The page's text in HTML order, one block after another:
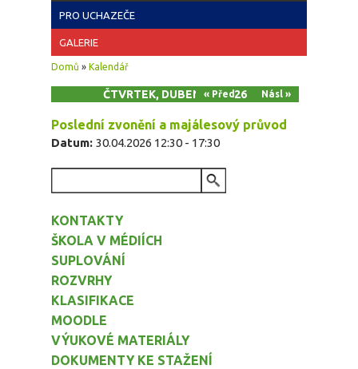
PRO UCHAZEČE
GALERIE
Jste zde
Domů » Kalendář
ČTVRTEK, DUBEN 30, 2026
« Před Násl »
Poslední zvonění a majálesový průvod
Datum: 30.04.2026 12:30 - 17:30
KONTAKTY
ŠKOLA V MÉDIÍCH
SUPLOVÁNÍ
ROZVRHY
KLASIFIKACE
MOODLE
VÝUKOVÉ MATERIÁLY
DOKUMENTY KE STAŽENÍ